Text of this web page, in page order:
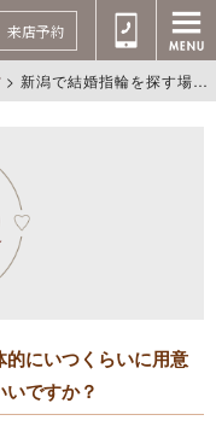
来店予約
> 新潟で結婚指輪を探す場合、具体的にいつくらいに用意すると二人の記念日にちょうどいいですか？
にいつくらいに用意
ですか？